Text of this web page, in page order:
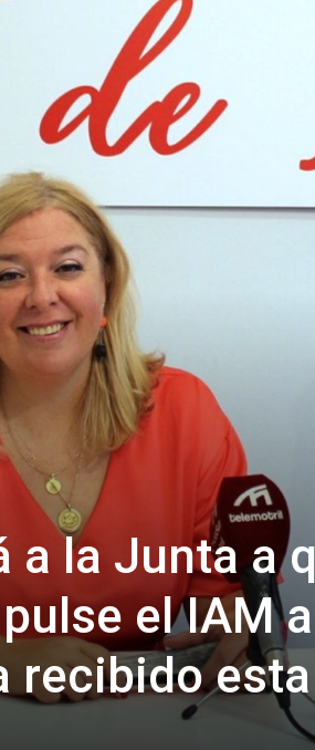
a la Junta a
el IAM
recibido